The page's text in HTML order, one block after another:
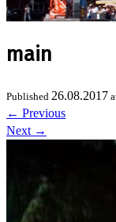
main
Published 26.08.2017
← Previous
Next →